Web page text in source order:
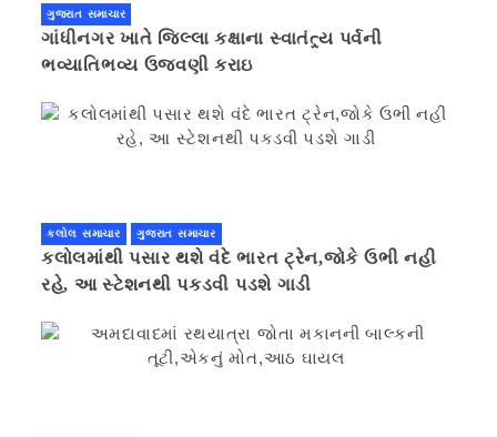
ગુજરાત સમાચાર
ગાંધીનગર ખાતે જિલ્લા કક્ષાના સ્વાતંત્ર્ય પર્વની
ભવ્યાતિભવ્ય ઉજવણી કરાઇ
કલોલ સમાચાર ગુજરાત સમાચાર
કલોલમાંથી પસાર થશે વંદે ભારત ટ્રેન,જોકે ઉભી નહી
રહે, આ સ્ટેશનથી પકડવી પડશે ગાડી